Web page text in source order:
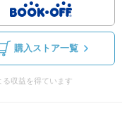
購入ストア一覧
収益を得ています